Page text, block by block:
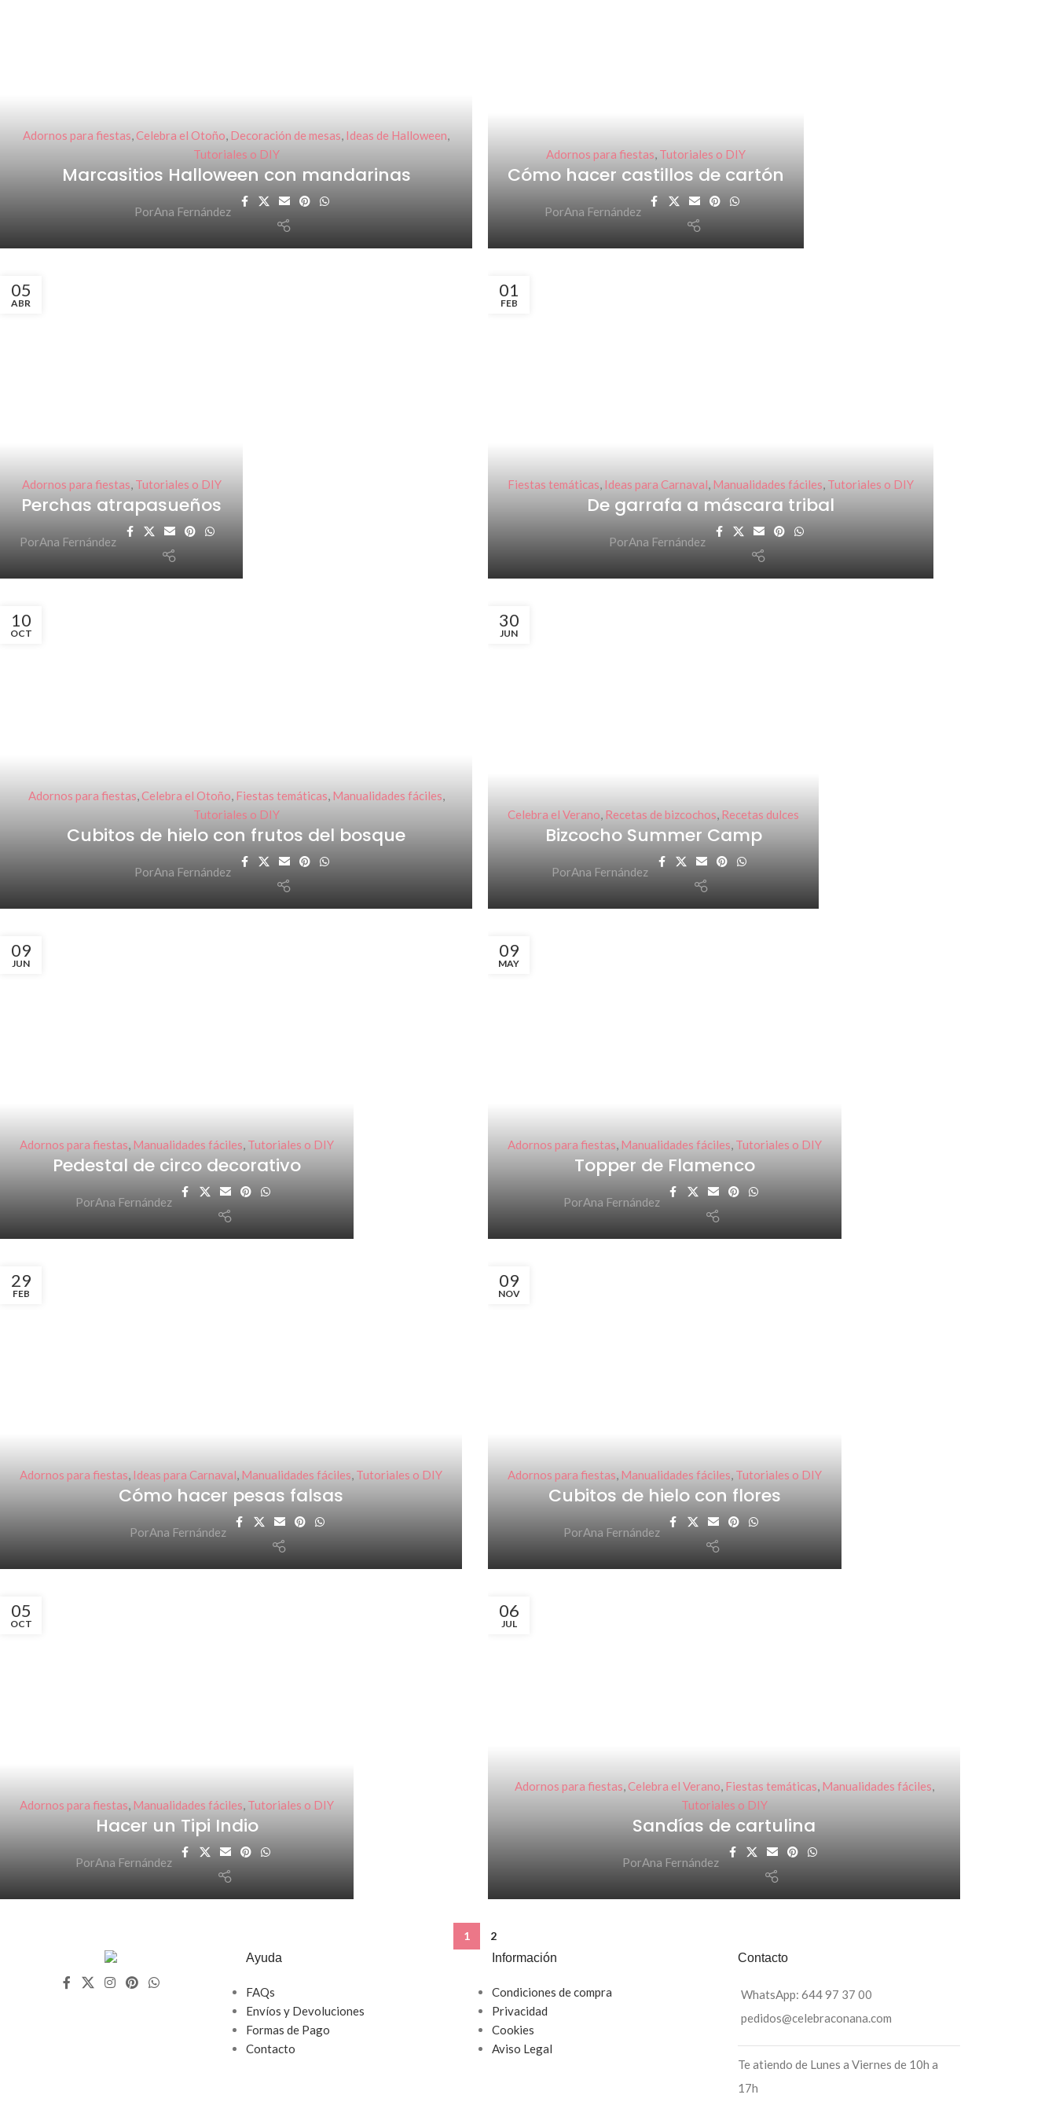
Adornos para fiestas,Celebra el Otoño, Decoración de mesas, Ideas de Halloween,
Tutoriales o DIY
Marcasitios Halloween con mandarinas
PorAna Fernández
Adornos para fiestas, Tutoriales o DIY
Cómo hacer castillos de cartón
PorAna Fernández
05
ABR
Adornos para fiestas, Tutoriales o DIY
Perchas atrapasueños
PorAna Fernández
01
FEB
Fiestas temáticas, Ideas para Carnaval, Manualidades fáciles, Tutoriales o DIY
De garrafa a máscara tribal
PorAna Fernández
10
OCT
Adornos para fiestas,Celebra el Otoño, Fiestas temáticas, Manualidades fáciles,
Tutoriales o DIY
Cubitos de hielo con frutos del bosque
PorAna Fernández
30
JUN
Celebra el Verano, Recetas de bizcochos, Recetas dulces
Bizcocho Summer Camp
PorAna Fernández
09
JUN
Adornos para fiestas, Manualidades fáciles, Tutoriales o DIY
Pedestal de circo decorativo
PorAna Fernández
09
MAY
Adornos para fiestas, Manualidades fáciles, Tutoriales o DIY
Topper de Flamenco
PorAna Fernández
29
FEB
Adornos para fiestas, Ideas para Carnaval, Manualidades fáciles, Tutoriales o DIY
Cómo hacer pesas falsas
PorAna Fernández
09
NOV
Adornos para fiestas, Manualidades fáciles, Tutoriales o DIY
Cubitos de hielo con flores
PorAna Fernández
05
OCT
Adornos para fiestas, Manualidades fáciles, Tutoriales o DIY
Hacer un Tipi Indio
PorAna Fernández
06
JUL
Adornos para fiestas,Celebra el Verano, Fiestas temáticas, Manualidades fáciles,
Tutoriales o DIY
Sandías de cartulina
PorAna Fernández
1
2
Ayuda
FAQs
Envíos y Devoluciones
Formas de Pago
Contacto
Información
Condiciones de compra
Privacidad
Cookies
Aviso Legal
Contacto
WhatsApp: 644 97 37 00
pedidos@celebraconana.com
Te atiendo de Lunes a Viernes de 10h a
17h